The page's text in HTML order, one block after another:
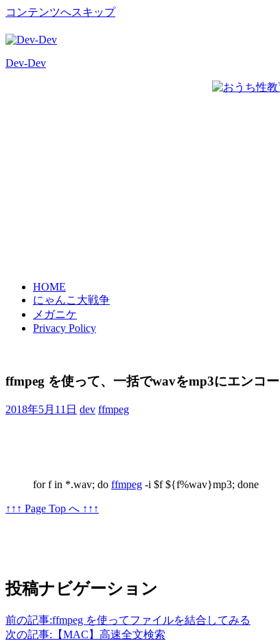
コンテンツへスキップ
Dev-Dev
HOME
にゃんこ大戦争
メガニケ
Privacy Policy
ffmpeg を使って、一括でwavをmp3にエンコ
2018年5月11日 dev ffmpeg
for f in *.wav; do ffmpeg -i $f ${f%wav}mp3; done
↑↑↑ Page Top へ ↑↑↑
投稿ナビゲーション
前の記事:ffmpeg を使ってファイルを結合してみる
次の記事: 【MAC】高速全文検索